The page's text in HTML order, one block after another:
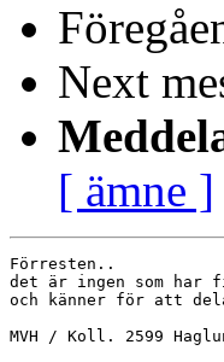
Next
[ ämne ]
Förresten..
det är ingen som har
och känner för att
MVH / Koll. 2599